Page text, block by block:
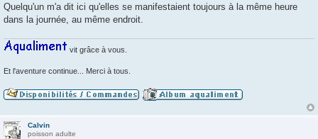
Quelqu'un m'a dit ici qu'elles se manifestaient toujours à la même heure
dans la journée, au même endroit.
vit grâce à vous.
Et l'aventure continue... Merci à tous.
Calvin
poisson adulte